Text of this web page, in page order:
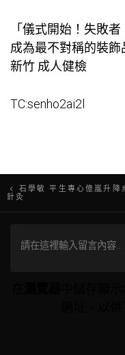
「儀式開始！失敗
成為最不對稱的裝飾
新竹 成人健檢
TC:senho2ai2l
文
導
覽
石學敏 平生專心億嵐升降
針灸